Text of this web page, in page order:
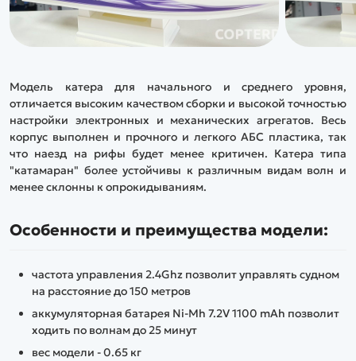
Модель катера для начального и среднего уровня,
отличается высоким качеством сборки и высокой точностью
настройки электронных и механических агрегатов. Весь
корпус выполнен и прочного и легкого АБС пластика, так
что наезд на рифы будет менее критичен. Катера типа
"катамаран" более устойчивы к различным видам волн и
менее склонны к опрокидываниям.
Особенности и преимущества модели:
частота управления 2.4Ghz позволит управлять судном
на расстояние до 150 метров
аккумуляторная батарея Ni-Mh 7.2V 1100 mAh позволит
ходить по волнам до 25 минут
вес модели - 0.65 кг